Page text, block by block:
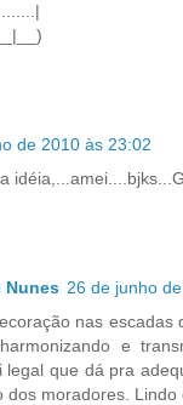
de 2010 às 23:02
Nunes 26 de junho
nas escadas
e
legal que dá pra
dos moradores. Lindo